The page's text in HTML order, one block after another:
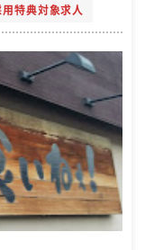
特典対象求人